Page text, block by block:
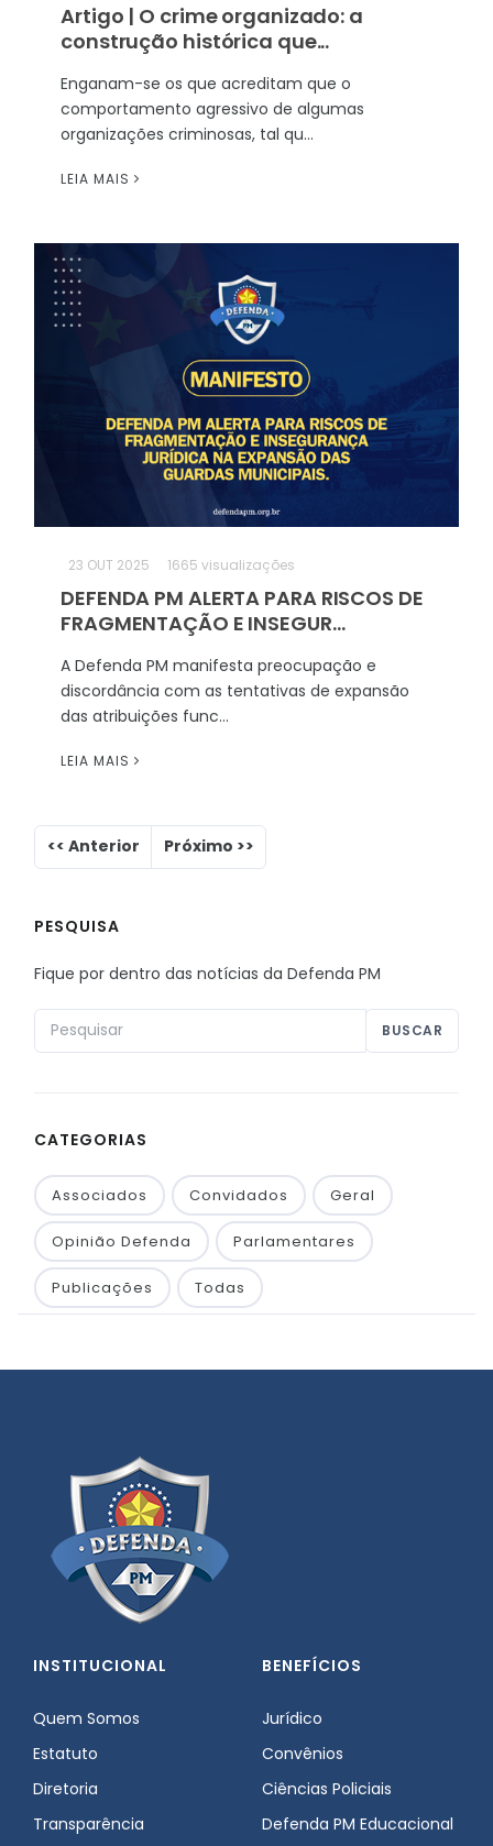
Artigo | O crime organizado: a
construção histórica que...
Enganam-se os que acreditam que o
comportamento agressivo de algumas
organizações criminosas, tal qu...
LEIA MAIS
23 OUT 2025 1665 visualizações
DEFENDA PM ALERTA PARA RISCOS DE
FRAGMENTAÇÃO E INSEGUR...
A Defenda PM manifesta preocupação e
discordância com as tentativas de expansão
das atribuições func...
LEIA MAIS
PESQUISA
Fique por dentro das notícias da Defenda PM
CATEGORIAS
Associados Convidados Geral
Opinião Defenda Parlamentares
Publicações Todas
INSTITUCIONAL
Quem Somos
Estatuto
Diretoria
Transparência
BENEFÍCIOS
Jurídico
Convênios
Ciências Policiais
Defenda PM Educacional